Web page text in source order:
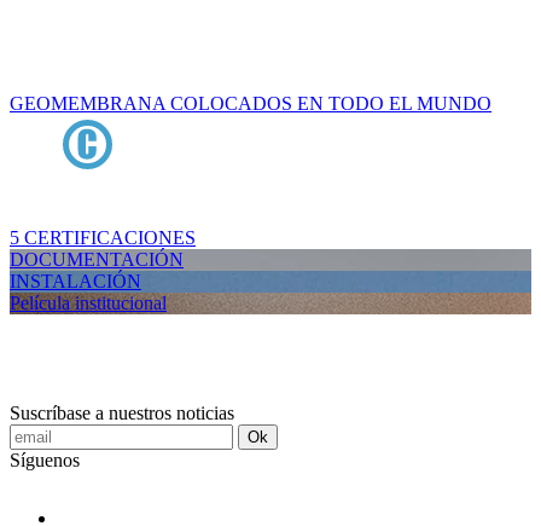
GEOMEMBRANA COLOCADOS EN TODO EL MUNDO
5 CERTIFICACIONES
DOCUMENTACIÓN
INSTALACIÓN
Película institucional
Suscríbase a nuestros noticias
Ok
Síguenos